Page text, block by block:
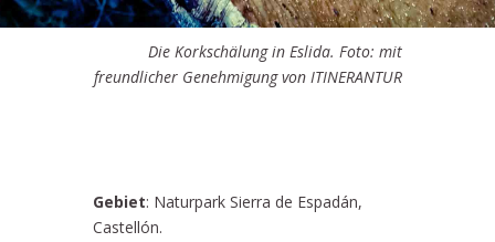
Die Korkschälung in Eslida. Foto: mit
freundlicher Genehmigung von ITINERANTUR
Gebiet: Naturpark Sierra de Espadán,
Castellón.